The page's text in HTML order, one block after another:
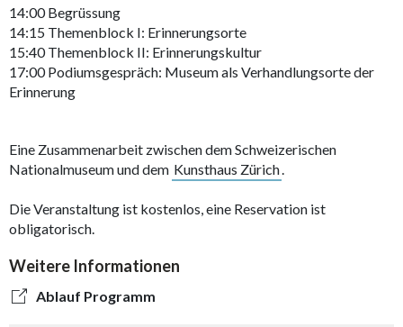
14:00 Begrüssung
14:15 Themenblock I: Erinnerungsorte
15:40 Themenblock II: Erinnerungskultur
17:00 Podiumsgespräch: Museum als Verhandlungsorte der
Erinnerung
Eine Zusammenarbeit zwischen dem Schweizerischen
Nationalmuseum und dem Kunsthaus Zürich.
Die Veranstaltung ist kostenlos, eine Reservation ist
obligatorisch.
Weitere Informationen
Ablauf Programm